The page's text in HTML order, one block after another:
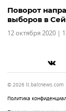
Поворот
выборов в
12 октября 2020 |
© 2026 lt.baltnews.com
Политика